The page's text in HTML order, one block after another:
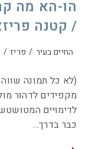
הו-הא מה
/ קטנה
החיים בעיר / פריז /
(לא כל תמונה
מקפידים לדהור
לדימויים
כבר בדרך…